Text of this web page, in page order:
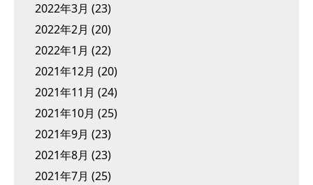
2022年3月 (23)
2022年2月 (20)
2022年1月 (22)
2021年12月 (20)
2021年11月 (24)
2021年10月 (25)
2021年9月 (23)
2021年8月 (23)
2021年7月 (25)